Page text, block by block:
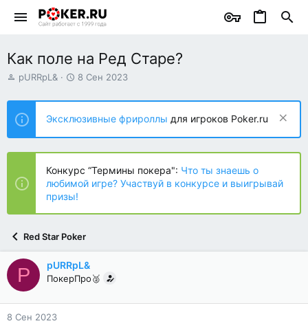
Как поле на Ред Старе?
А
т
о
р
т
е
ы
pURRpL&
Д
т
н
а
ч
л
а
8 Сен 2023
Эксклюзивные фрироллы для игроков Poker.ru
Конкурс “Термины покера": Что ты знаешь о
любимой игре? Участвуй в конкурсе и выигрывай
призы!
Red Star Poker
P pURRpL&
ПокерПро🥈
8 Сен 2023